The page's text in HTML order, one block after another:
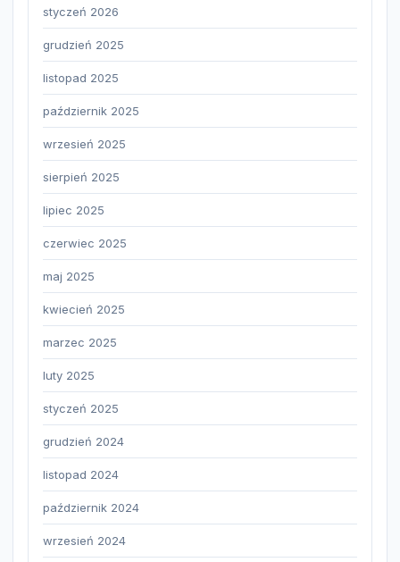
styczeń 2026
grudzień 2025
listopad 2025
październik 2025
wrzesień 2025
sierpień 2025
lipiec 2025
czerwiec 2025
maj 2025
kwiecień 2025
marzec 2025
luty 2025
styczeń 2025
grudzień 2024
listopad 2024
październik 2024
wrzesień 2024